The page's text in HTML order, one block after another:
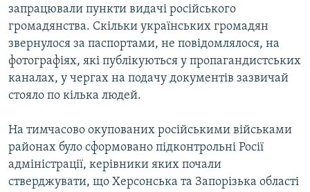
запрацювали пункти видачі російського
громадянства. Скільки українських громадян
звернулося за паспортами, не повідомлялося, на
фотографіях, які публікуються у пропагандистських
каналах, у чергах на подачу документів зазвичай
стояло по кілька людей.
На тимчасово окупованих російськими військами
районах було сформовано підконтрольні Росії
адміністрації, керівники яких почали
стверджувати, що Херсонська та Запорізька області